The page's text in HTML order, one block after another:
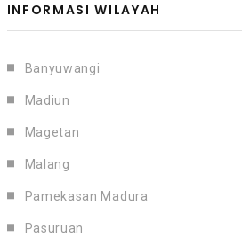
INFORMASI WILAYAH
Banyuwangi
Madiun
Magetan
Malang
Pamekasan Madura
Pasuruan